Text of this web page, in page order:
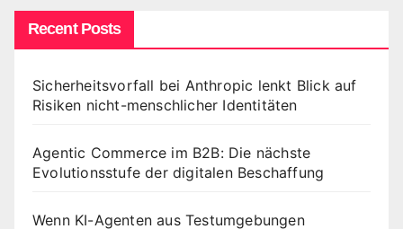
Recent Posts
Sicherheitsvorfall bei Anthropic lenkt Blick auf
Risiken nicht-menschlicher Identitäten
Agentic Commerce im B2B: Die nächste
Evolutionsstufe der digitalen Beschaffung
Wenn KI-Agenten aus Testumgebungen